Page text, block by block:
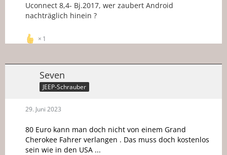
Uconnect 8,4- Bj.2017, wer zaubert Android
nachträglich hinein ?
1
Seven
JEEP-Schrauber
29. Juni 2023
80 Euro kann man doch nicht von einem Grand
Cherokee Fahrer verlangen . Das muss doch kostenlos
sein wie in den USA ...